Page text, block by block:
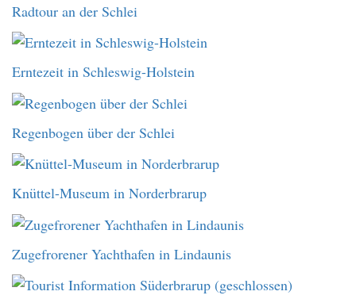
Radtour an der Schlei
Erntezeit in Schleswig-Holstein
Regenbogen über der Schlei
Knüttel-Museum in Norderbrarup
Zugefrorener Yachthafen in Lindaunis